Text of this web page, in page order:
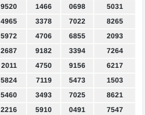
9520 1466 0698
5031
4965 3378 7022
8265
5972 4706 6855
2093
2687 9182 3394
7264
2011 4750 9156
6217
5824 7119 5473
1503
5460 3493 7025
8621
2216 5910 0491
7547